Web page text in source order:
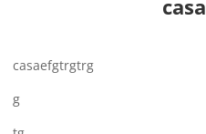
casaefgtrgtrg
g